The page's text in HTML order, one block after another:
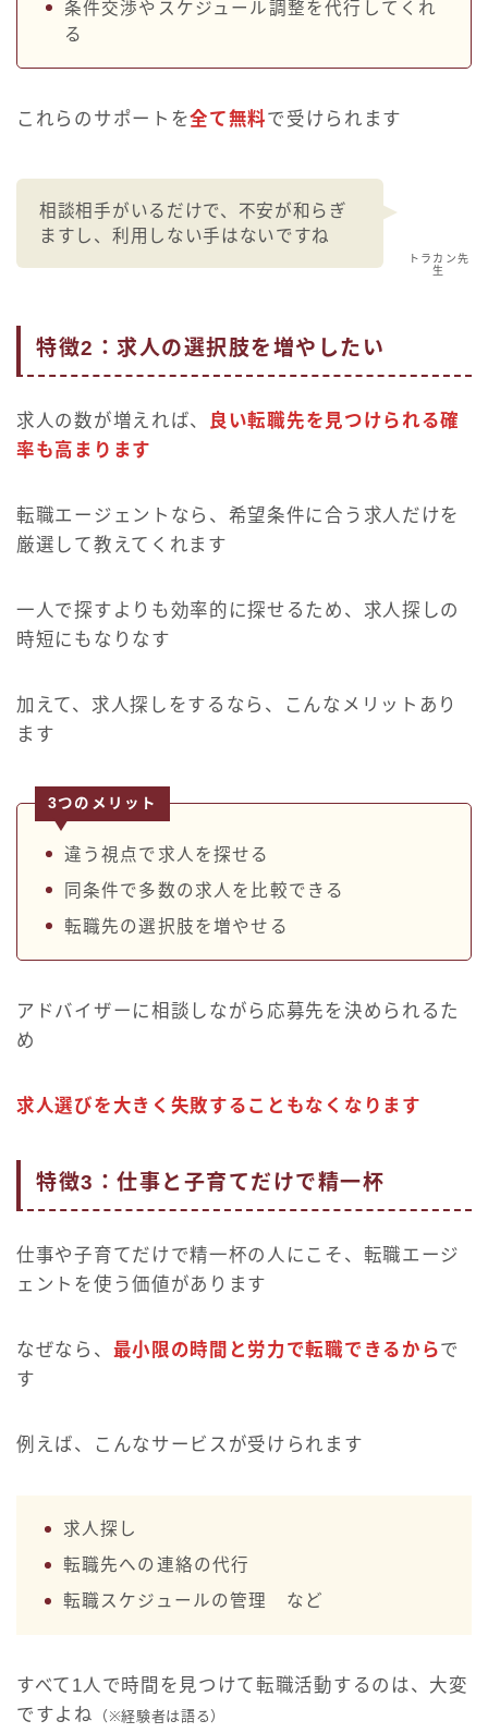
条件交渉やスケジュール調整を代行してくれ
る
これらのサポートを全て無料で受けられます
トラカン先
生
相談相手がいるだけで、不安が和らぎ
ますし、利用しない手はないですね
特徴2：求人の選択肢を増やしたい
求人の数が増えれば、
良い転職先を見つけられる確
率も高まります
転職エージェントなら、希望条件に合う求人だけを
厳選して教えてくれます
一人で探すよりも効率的に探せるため、求人探しの
時短にもなりなす
加えて、求人探しをするなら、こんなメリットあり
ます
3つのメリット
違う視点で求人を探せる
同条件で多数の求人を比較できる
転職先の選択肢を増やせる
アドバイザーに相談しながら応募先を決められるた
め
求人選びを大きく失敗することもなくなります
特徴3：仕事と子育てだけで精一杯
仕事や子育てだけで精一杯の人にこそ、転職エージ
ェントを使う価値があります
なぜなら、 最小限の時間と労力で転職できるからで
す
例えば、こんなサービスが受けられます
求人探し
転職先への連絡の代行
転職スケジュールの管理 など
すべて1人で時間を見つけて転職活動するのは、大変
ですよね
（※経験者は語る）